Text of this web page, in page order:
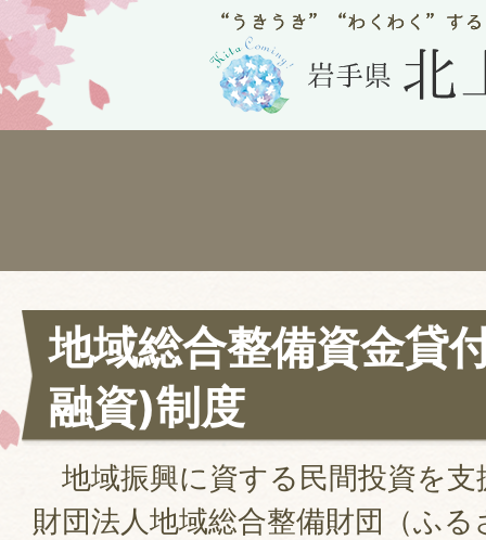
地域総合整備資金貸
融資)制度
地域振興に資する民間投資を
財団法人地域総合整備財団（ふ